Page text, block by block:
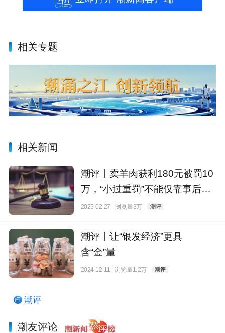
相关专题
相关新闻
潮评丨卖羊肉获利180元被罚10
万，“小过重罚”不能仅靠事后纠
偏
2025-02-27 浏览量3万 潮评
潮评丨让“银发经济”更具
含“金”量
2024-12-11 浏览量1.2万 潮评
潮评
潮友评论